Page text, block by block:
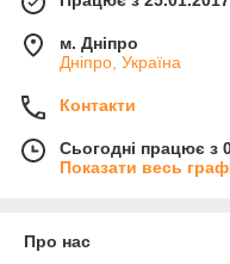
м. Дніпро
Дніпро, Україна
Контакти
Сьогодні працює з
Показати весь
Про нас